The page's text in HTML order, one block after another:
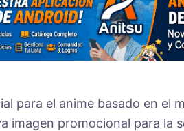
para el anime basado en el
imagen promocional para la